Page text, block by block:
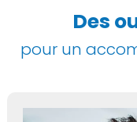
Des
pour un